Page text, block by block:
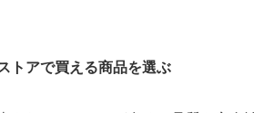
トアで買える商品を選ぶ